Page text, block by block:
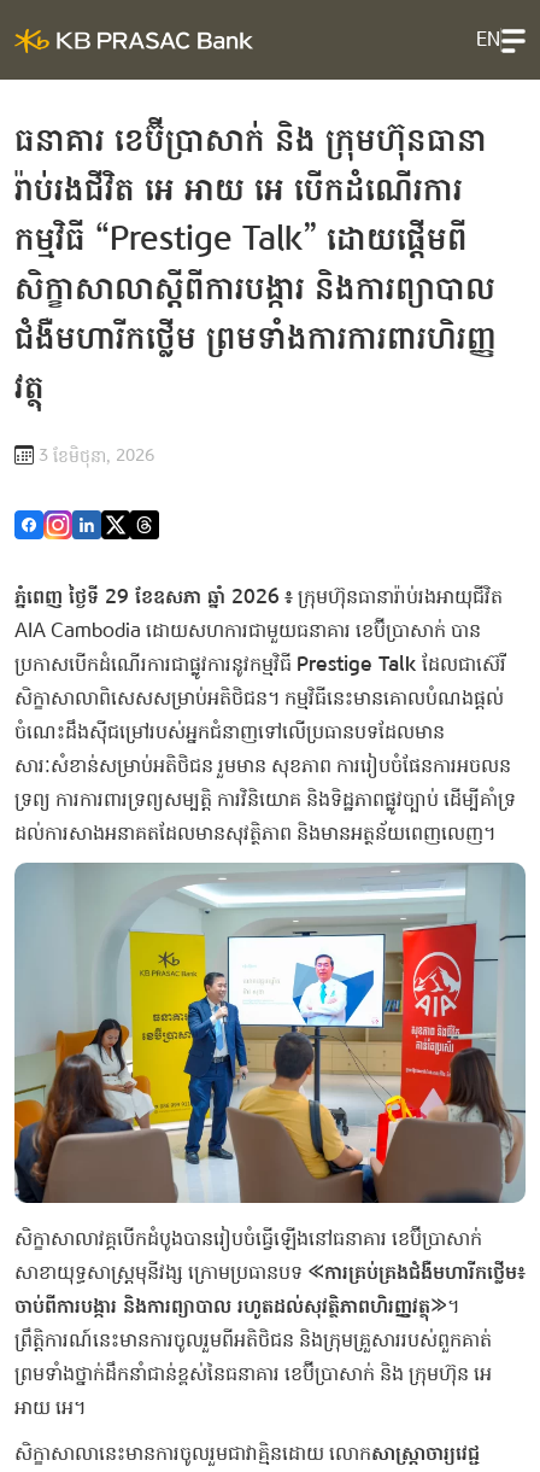
EN
ធនាគារ ខេប៊ីប្រាសាក់ និង ក្រុមហ៊ុនធានា
រ៉ាប់រងជីវិត អេ អាយ អេ បើកដំណើរការ
កម្មវិធី “Prestige Talk” ដោយផ្ដើមពី
សិក្ខាសាលាស្តីពីការបង្ការ និងការព្យាបាល
ជំងឺមហារីកថ្លើម ព្រមទាំងការការពារហិរញ្ញ
វត្ថុ
3 ខែ​មិថុនា, 2026
ភ្នំពេញ ថ្ងៃទី 29 ខែឧសភា ឆ្នាំ 2026 ៖ក្រុមហ៊ុនធានារ៉ាប់រងអាយុជីវិត
AIA Cambodia ដោយសហការជាមួយធនាគារ ខេប៊ីប្រាសាក់ បាន
ប្រកាសបើកដំណើរការជាផ្លូវការនូវកម្មវិធី Prestige Talk ដែលជាស៊េរី
សិក្ខាសាលាពិសេសសម្រាប់អតិថិជន។ កម្មវិធីនេះមានគោលបំណងផ្តល់
ចំណេះដឹងស៊ីជម្រៅរបស់អ្នកជំនាញទៅលើប្រធានបទដែលមាន
សារៈសំខាន់សម្រាប់អតិថិជន រួមមាន សុខភាព ការរៀបចំផែនការអចលន
ទ្រព្យ ការការពារទ្រព្យសម្បត្តិ ការវិនិយោគ និងទិដ្ឋភាពផ្លូវច្បាប់ ដើម្បីគាំទ្រ
ដល់ការសាងអនាគតដែលមានសុវត្ថិភាព និងមានអត្ថន័យពេញលេញ។
សិក្ខាសាលាវគ្គបើកដំបូងបានរៀបចំធ្វើឡើងនៅធនាគារ ខេប៊ីប្រាសាក់
សាខាយុទ្ធសាស្ត្រមុនីវង្ស ក្រោមប្រធានបទ «ការគ្រប់គ្រងជំងឺមហារីកថ្លើម៖
ចាប់ពីការបង្ការ និងការព្យាបាល រហូតដល់សុវត្ថិភាពហិរញ្ញវត្ថុ»។
ព្រឹត្តិការណ៍នេះមានការចូលរួមពីអតិថិជន និងក្រុមគ្រួសាររបស់ពួកគាត់
ព្រមទាំងថ្នាក់ដឹកនាំជាន់ខ្ពស់នៃធនាគារ ខេប៊ីប្រាសាក់ និង ក្រុមហ៊ុន អេ
អាយ អេ។
សិក្ខាសាលានេះមានការចូលរួមជាវាគ្មិនដោយ លោកសាស្រ្តាចារ្យវេជ្ជ